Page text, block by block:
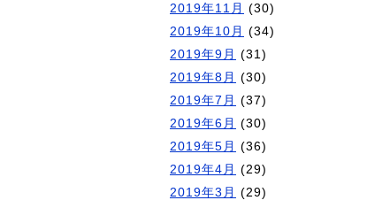
2019年11月
(30)
2019年10月
(34)
2019年9月
(31)
2019年8月
(30)
2019年7月
(37)
2019年6月
(30)
2019年5月
(36)
2019年4月
(29)
2019年3月
(29)